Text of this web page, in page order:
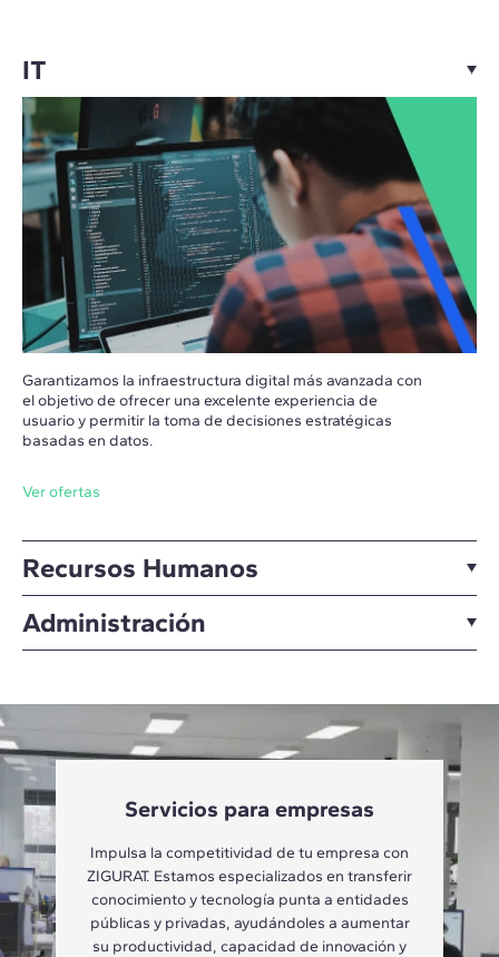
IT
Garantizamos la infraestructura digital más avanzada con
el objetivo de ofrecer una excelente experiencia de
usuario y permitir la toma de decisiones estratégicas
basadas en datos.
Ver ofertas
Recursos Humanos
Administración
Servicios para empresas
Impulsa la competitividad de tu empresa con
ZIGURAT. Estamos especializados en transferir
conocimiento y tecnología punta a entidades
públicas y privadas, ayudándoles a aumentar
su productividad, capacidad de innovación y